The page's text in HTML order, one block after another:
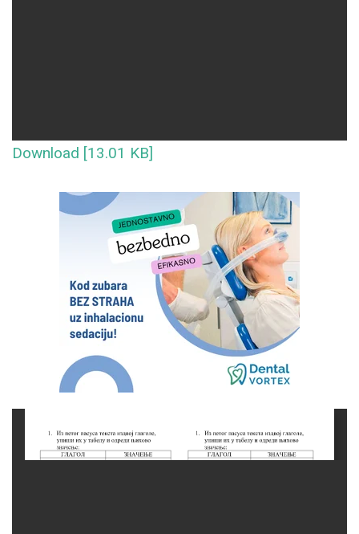
Download [13.01 KB]